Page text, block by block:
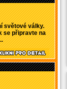
světové války.
se připravte na